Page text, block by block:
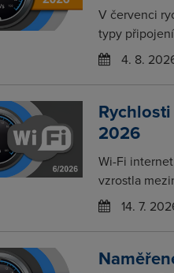
V červenci
typy
4. 8.
2026
Wi-Fi
vzrostla
14. 7.